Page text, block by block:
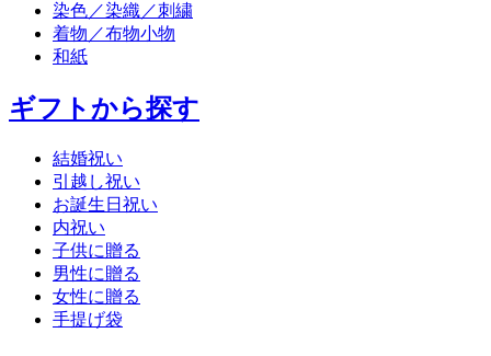
染色／染織／刺繍
着物／布物小物
和紙
ギフトから探す
結婚祝い
引越し祝い
お誕生日祝い
内祝い
子供に贈る
男性に贈る
女性に贈る
手提げ袋